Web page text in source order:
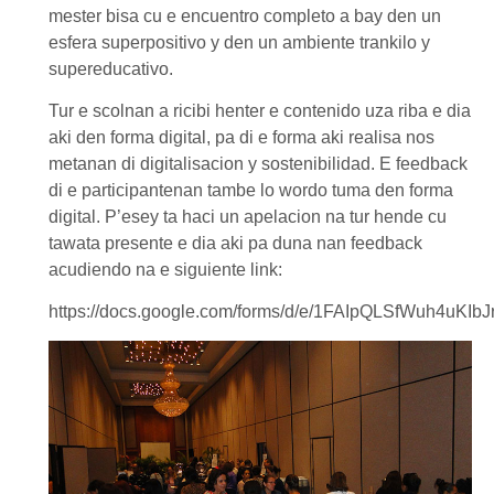
mester bisa cu e encuentro completo a bay den un
esfera superpositivo y den un ambiente trankilo y
supereducativo.
Tur e scolnan a ricibi henter e contenido uza riba e dia
aki den forma digital, pa di e forma aki realisa nos
metanan di digitalisacion y sostenibilidad. E feedback
di e participantenan tambe lo wordo tuma den forma
digital. P’esey ta haci un apelacion na tur hende cu
tawata presente e dia aki pa duna nan feedback
acudiendo na e siguiente link:
https://docs.google.com/forms/d/e/